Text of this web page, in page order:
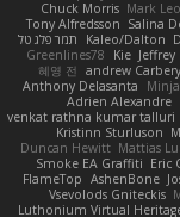
Chuck Morris Mark
Tony Alfredsson Salina
תמר פלג טל
Kaleo/Dalton
Greenlines78
Kie
혜영 전 andrew Carbery
Anthony Delasanta
Adrien Alexandre
venkat rathna kumar talluri
Kristinn Sturluson
Duncan Hewitt Mattias
Smoke EA Graffiti Eric
FlameTop AshenBone
Vsevolods Gniteckis
Luthonium Virtual